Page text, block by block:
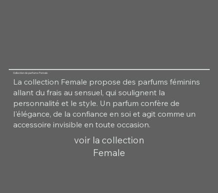
Collection de parfums Female
La collection Female propose des parfums féminins
allant du frais au sensuel, qui soulignent la
personnalité et le style. Un parfum confère de
l'élégance, de la confiance en soi et agit comme un
accessoire invisible en toute occasion.
voir la collection
Female